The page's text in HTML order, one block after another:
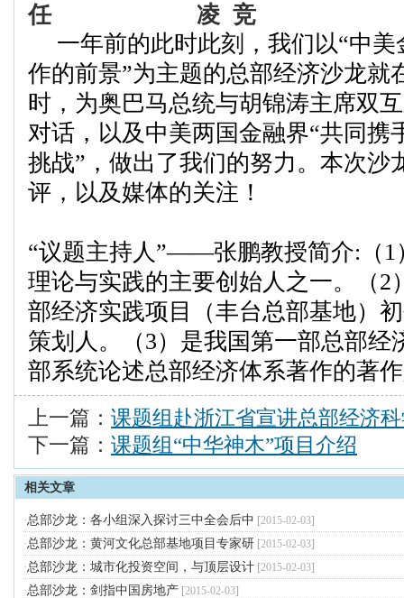
任
凌 竞
一年前的此时此刻，我们以“中
作的前景”为主题的总部经济沙龙就
时，为奥巴马总统与胡锦涛主席双
对话，以及中美两国金融界“共同携
挑战”，做出了我们的努力。本次沙
评，以及媒体的关注！
“议题主持人”——张鹏教授简介: （ 1
理论与实践的主要创始人之一。（2
部经济实践项目（丰台总部基地）
策划人。（3）是我国第一部总部经
部系统论述总部经济体系著作的著
上一篇： 课题组赴浙江省宣讲总部经济
下一篇： 课题组“中华神木”项目介绍
相关文章
·总部沙龙：各小组深入探讨三中全会后中 [2015-02-03]
·总部沙龙：黄河文化总部基地项目专家研 [2015-02-03]
·总部沙龙：城市化投资空间，与顶层设计 [2015-02-03]
·总部沙龙：剑指中国房地产 [2015-02-03]